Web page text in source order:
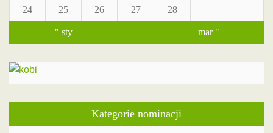
24 25 26 27 28
" sty mar "
Kategorie nominacji